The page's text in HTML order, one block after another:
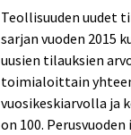
Teollisuuden uudet
sarjan vuoden 2015
uusien tilauksien
toimialoittain
vuosikeskiarvolla ja
on 100.